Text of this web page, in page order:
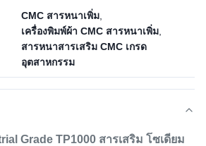
CMC สารหนาเพิ่ม
เครื่องพิมพ์ผ้า CMC สารหนาเพิ่ม
สารหนาสารเสริม CMC เกรด
อุตสาหกรรม
Grade TP1000 สารเสริม โซเดียม